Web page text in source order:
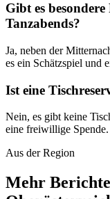
Gibt es
Tanzabends?
Ja, neben der
es ein Schätzspiel und
Ist eine
Nein, es gibt keine
eine freiwillige Spende.
Aus der Region
Mehr